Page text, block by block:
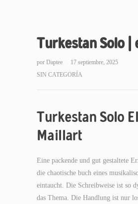
Turkestan Solo |
por Daptee
17 septiembre, 2025
SIN CATEGORÍA
Turkestan Solo
Maillart
Eine packende und gut gestaltete
die chaotische buch eines
eintaucht. Die Schreibweise ist so
das Thema. Die Handlung ist nur